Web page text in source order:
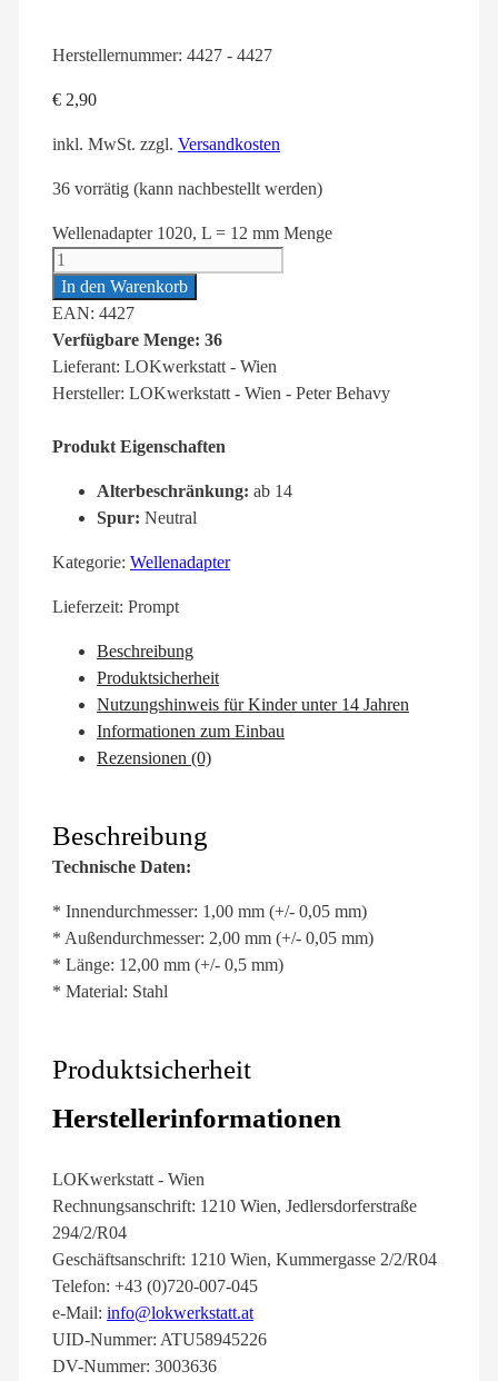
Herstellernummer: 4427 - 4427
€ 2,90
inkl. MwSt. zzgl. Versandkosten
36 vorrätig (kann nachbestellt werden)
Wellenadapter 1020, L = 12 mm Menge
In den Warenkorb
EAN: 4427
Verfügbare Menge: 36
Lieferant: LOKwerkstatt - Wien
Hersteller: LOKwerkstatt - Wien - Peter Behavy
Produkt Eigenschaften
Alterbeschränkung: ab 14
Spur: Neutral
Kategorie: Wellenadapter
Lieferzeit: Prompt
Beschreibung
Produktsicherheit
Nutzungshinweis für Kinder unter 14 Jahren
Informationen zum Einbau
Rezensionen (0)
Beschreibung
Technische Daten:
* Innendurchmesser: 1,00 mm (+/- 0,05 mm)
* Außendurchmesser: 2,00 mm (+/- 0,05 mm)
* Länge: 12,00 mm (+/- 0,5 mm)
* Material: Stahl
Produktsicherheit
Herstellerinformationen
LOKwerkstatt - Wien
Rechnungsanschrift: 1210 Wien, Jedlersdorferstraße
294/2/R04
Geschäftsanschrift: 1210 Wien, Kummergasse 2/2/R04
Telefon: +43 (0)720-007-045
e-Mail: info@lokwerkstatt.at
UID-Nummer: ATU58945226
DV-Nummer: 3003636